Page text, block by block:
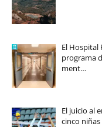
El Hospital
programa
ment…
El juicio al
cinco